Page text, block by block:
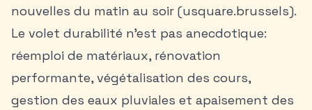
nouvelles du matin au soir (usquare.brussels).
Le volet durabilité n’est pas anecdotique:
réemploi de matériaux, rénovation
performante, végétalisation des cours,
gestion des eaux pluviales et apaisement des